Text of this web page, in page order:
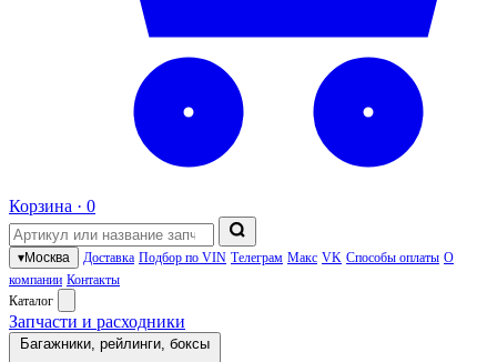
Корзина · 0
▾Москва Доставка Подбор по VIN Телеграм Макс VK Способы оплаты О
компании Контакты
Каталог
Запчасти и расходники
Багажники, рейлинги, боксы